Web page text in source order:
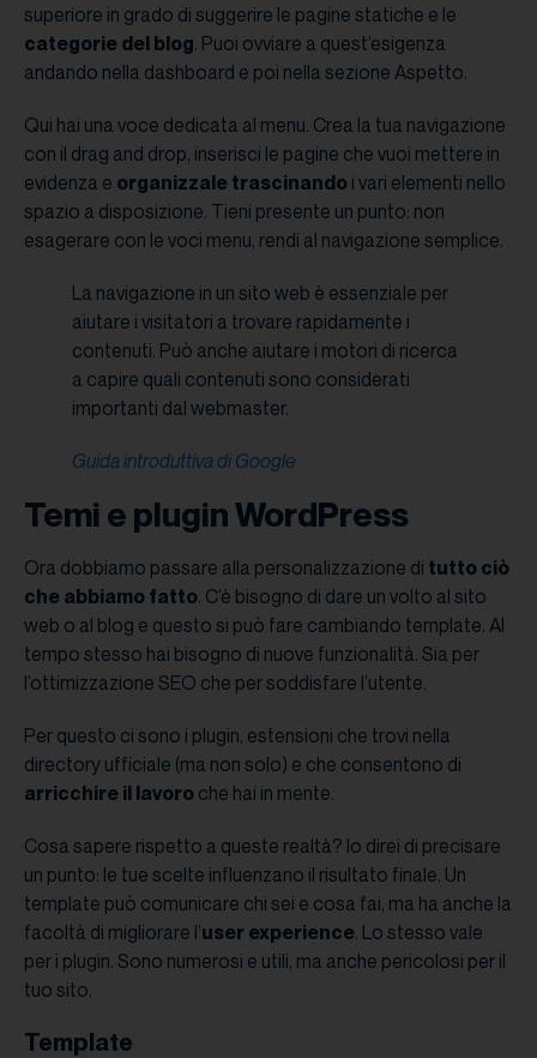
superiore in grado di suggerire le pagine statiche e le
categorie del blog. Puoi ovviare a quest’esigenza
andando nella dashboard e poi nella sezione Aspetto.
Qui hai una voce dedicata al menu. Crea la tua navigazione
con il drag and drop, inserisci le pagine che vuoi mettere in
evidenza e organizzale trascinando i vari elementi nello
spazio a disposizione. Tieni presente un punto: non
esagerare con le voci menu, rendi al navigazione semplice.
La navigazione in un sito web è essenziale per
aiutare i visitatori a trovare rapidamente i
contenuti. Può anche aiutare i motori di ricerca
a capire quali contenuti sono considerati
importanti dal webmaster.
Guida introduttiva di Google
Temi e plugin WordPress
Ora dobbiamo passare alla personalizzazione di tutto ciò
che abbiamo fatto. C’è bisogno di dare un volto al sito
web o al blog e questo si può fare cambiando template. Al
tempo stesso hai bisogno di nuove funzionalità. Sia per
l’ottimizzazione SEO che per soddisfare l’utente.
Per questo ci sono i plugin, estensioni che trovi nella
directory ufficiale (ma non solo) e che consentono di
arricchire il lavoro che hai in mente.
Cosa sapere rispetto a queste realtà? Io direi di precisare
un punto: le tue scelte influenzano il risultato finale. Un
template può comunicare chi sei e cosa fai, ma ha anche la
facoltà di migliorare l’user experience. Lo stesso vale
per i plugin. Sono numerosi e utili, ma anche pericolosi per il
tuo sito.
Template